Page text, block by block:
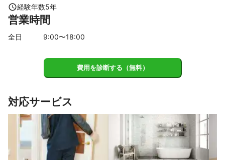
経験年数5年
営業時間
全日 9:00〜18:00
費用を診断する（無料）
対応サービス